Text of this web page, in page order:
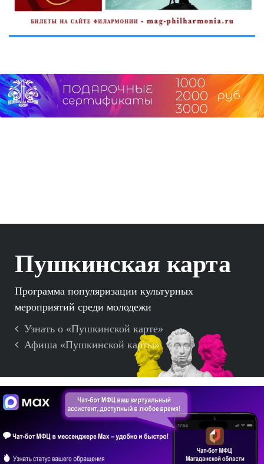
Пушкинская карта
Программа популяризации культурных
мероприятий среди молодежи
Узнать о «Пушкинской карте»
Афиша «Пушкинской карты»